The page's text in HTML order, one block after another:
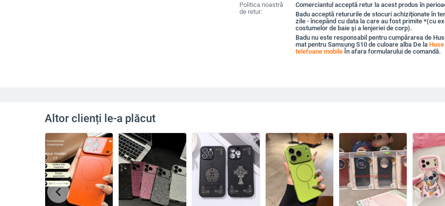
Politica noastră
de retur:
Comerciantul acceptă retur la acest produs în
Badu acceptă retururile de stocuri achiziționate în
zile - începând cu data la care au fost primite *(cu
costumelor de baie și a lenjeriei de corp).
Badu nu este responsabil pentru cumpărarea de
mat pentru Samsung S10 de culoare alba De la
telefoane mobileÎn afara formularului de comandă.
Altor clienți le-a plăcut
chevron_left